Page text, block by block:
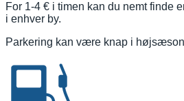
For 1-4 € i timen kan du nemt finde
i enhver by.
Parkering kan være knap i